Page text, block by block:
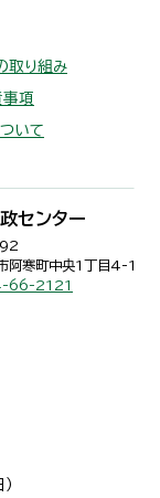
取り組み
事項
いて
センター
阿寒町中央1丁目4-1
66-2121